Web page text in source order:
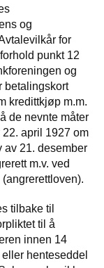
og
for
punkt 12
og
betalingskort
kredittkjøp m.m.
de nevnte måter
april 1927 om
av 21. desember
m.v. ved
tilbake til
til å
innen 14
henteseddel